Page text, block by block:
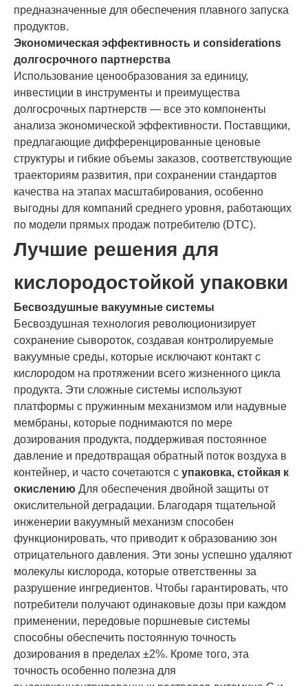
предназначенные для обеспечения плавного запуска
продуктов.
Экономическая эффективность и considerations
долгосрочного партнерства
Использование ценообразования за единицу,
инвестиции в инструменты и преимущества
долгосрочных партнерств — все это компоненты
анализа экономической эффективности. Поставщики,
предлагающие дифференцированные ценовые
структуры и гибкие объемы заказов, соответствующие
траекториям развития, при сохранении стандартов
качества на этапах масштабирования, особенно
выгодны для компаний среднего уровня, работающих
по модели прямых продаж потребителю (DTC).
Лучшие решения для
кислородостойкой упаковки
Бесвоздушные вакуумные системы
Бесвоздушная технология революционизирует
сохранение сывороток, создавая контролируемые
вакуумные среды, которые исключают контакт с
кислородом на протяжении всего жизненного цикла
продукта. Эти сложные системы используют
платформы с пружинным механизмом или надувные
мембраны, которые поднимаются по мере
дозирования продукта, поддерживая постоянное
давление и предотвращая обратный поток воздуха в
контейнер, и часто сочетаются с упаковка, стойкая к
окислению Для обеспечения двойной защиты от
окислительной деградации. Благодаря тщательной
инженерии вакуумный механизм способен
функционировать, что приводит к образованию зон
отрицательного давления. Эти зоны успешно удаляют
молекулы кислорода, которые ответственны за
разрушение ингредиентов. Чтобы гарантировать, что
потребители получают одинаковые дозы при каждом
применении, передовые поршневые системы
способны обеспечить постоянную точность
дозирования в пределах ±2%. Кроме того, эта
точность особенно полезна для